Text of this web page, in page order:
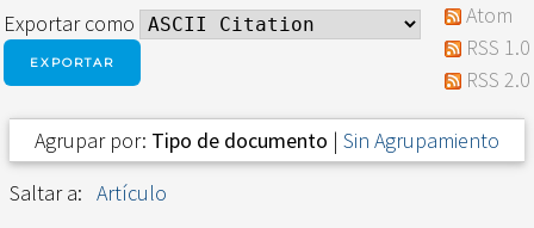
Exportar como
Atom
RSS 1.0
RSS 2.0
Agrupar por: Tipo de documento | Sin Agrupamiento
Saltar a: Artículo